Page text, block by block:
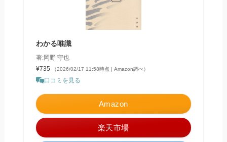
わかる唯識
著:岡野 守也
¥735
（2026/02/17 11:58時点 | Amazon調べ）
口コミを見る
Amazon
楽天市場